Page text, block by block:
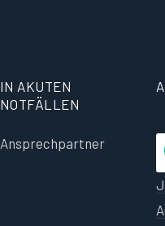
IN AKUTEN
NOTFÄLLEN
Ansprechpartner